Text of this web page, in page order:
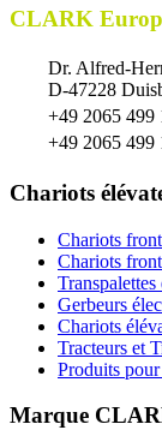
CLARK
Dr. Alfred-
D-47228
+49 2065 499
+49 2065 499
Chariots
Chariots
Chariots
Gerbeurs
Chariots
Tracteurs et
Produits
Marque